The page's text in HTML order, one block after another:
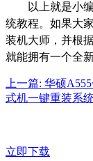
以上就是小
统教程。如果大
装机大师，并根
就能拥有一个全
上一篇: 华硕
式机一键重装系
立即下载